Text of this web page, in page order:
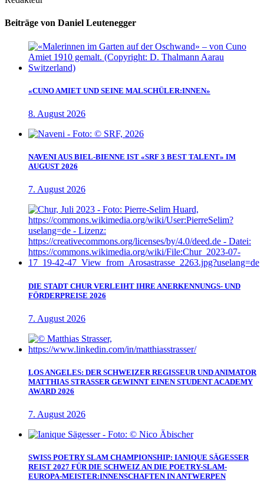
Beiträge von Daniel Leutenegger
«CUNO AMIET UND SEINE MALSCHÜLER:INNEN»
8. August 2026
NAVENI AUS BIEL-BIENNE IST «SRF 3 BEST TALENT» IM
AUGUST 2026
7. August 2026
DIE STADT CHUR VERLEIHT IHRE ANERKENNUNGS- UND
FÖRDERPREISE 2026
7. August 2026
LOS ANGELES: DER SCHWEIZER REGISSEUR UND ANIMATOR
MATTHIAS STRASSER GEWINNT EINEN STUDENT ACADEMY
AWARD 2026
7. August 2026
SWISS POETRY SLAM CHAMPIONSHIP: IANIQUE SÄGESSER
REIST 2027 FÜR DIE SCHWEIZ AN DIE POETRY-SLAM-
EUROPA-MEISTER:INNENSCHAFTEN IN ANTWERPEN